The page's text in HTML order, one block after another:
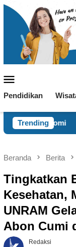
Loncat
Mobile
Pendidikan
Trending
Pembakaran
Beranda Berita
Tingkatkan
Kesehatan,
UNRAM
Abon Cumi
Redaksi